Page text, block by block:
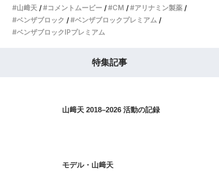
山﨑天
コメントムービー CM
アリナミン製薬
ベンザブロック
ベンザブロックプレミアム
ベンザブロックIPプレミアム
特集記事
山﨑天 2018–2026 活動の記録
モデル・山﨑天